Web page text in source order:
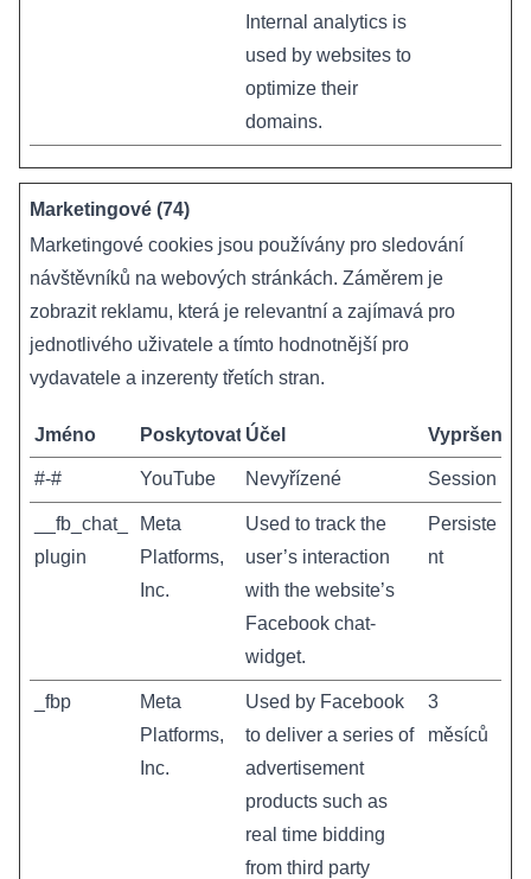
Internal analytics is
used by websites to
optimize their
domains.
Marketingové (74)
Marketingové cookies jsou používány pro sledování
návštěvníků na webových stránkách. Záměrem je
zobrazit reklamu, která je relevantní a zajímavá pro
jednotlivého uživatele a tímto hodnotnější pro
vydavatele a inzerenty třetích stran.
Jméno PoskytovatelÚčel Vypršení
#-# YouTube Nevyřízené Session
__fb_chat_
plugin
Meta
Platforms,
Inc.
Used to track the
user’s interaction
with the website’s
Facebook chat-
widget.
Persiste
nt
_fbp
Meta
Platforms,
Inc.
Used by Facebook
to deliver a series of
advertisement
products such as
real time bidding
from third party
3
měsíců